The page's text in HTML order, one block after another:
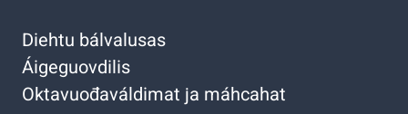
Diehtu bálvalusas
Áigeguovdilis
Oktavuođaváldimat ja máhcahat